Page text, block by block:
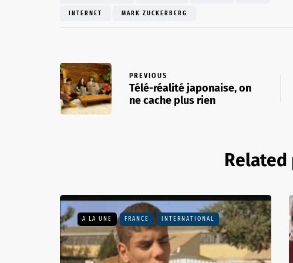
INTERNET MARK ZUCKERBERG
PREVIOUS
Télé-réalité japonaise, on
ne cache plus rien
Related
A LA UNE FRANCE INTERNATIONAL